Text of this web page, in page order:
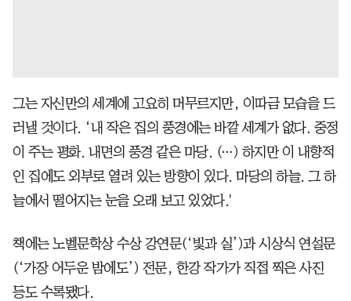
그는 자신만의 세계에 고요히 머무르지만, 이따금 모습을 드
러낼 것이다. ‘내 작은 집의 풍경에는 바깥 세계가 없다. 중정
이 주는 평화. 내면의 풍경 같은 마당. (…) 하지만 이 내향적
인 집에도 외부로 열려 있는 방향이 있다. 마당의 하늘. 그 하
늘에서 떨어지는 눈을 오래 보고 있었다.'
책에는 노벨문학상 수상 강연문(‘빛과 실’)과 시상식 연설문
(‘가장 어두운 밤에도’) 전문, 한강 작가가 직접 찍은 사진
등도 수록됐다.